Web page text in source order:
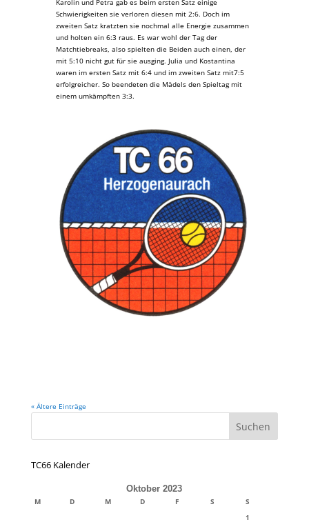
Karolin und Petra gab es beim ersten Satz einige
Schwierigkeiten sie verloren diesen mit 2:6. Doch im
zweiten Satz kratzten sie nochmal alle Energie zusammen
und holten ein 6:3 raus. Es war wohl der Tag der
Matchtiebreaks, also spielten die Beiden auch einen, der
mit 5:10 nicht gut für sie ausging. Julia und Kostantina
waren im ersten Satz mit 6:4 und im zweiten Satz mit7:5
erfolgreicher. So beendeten die Mädels den Spieltag mit
einem umkämpften 3:3.
« Ältere Einträge
TC66 Kalender
Oktober 2023
M D M D F S
S
1